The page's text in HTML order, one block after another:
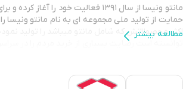
مانتو ونیسا از سال ۱۳۹۱ فعالیت خود را
حمایت از تولید ملی مجموعه ای به نام مانتو
توانسته است رضایت بسیاری از خرید مردم را در
مطالعه بیشتر